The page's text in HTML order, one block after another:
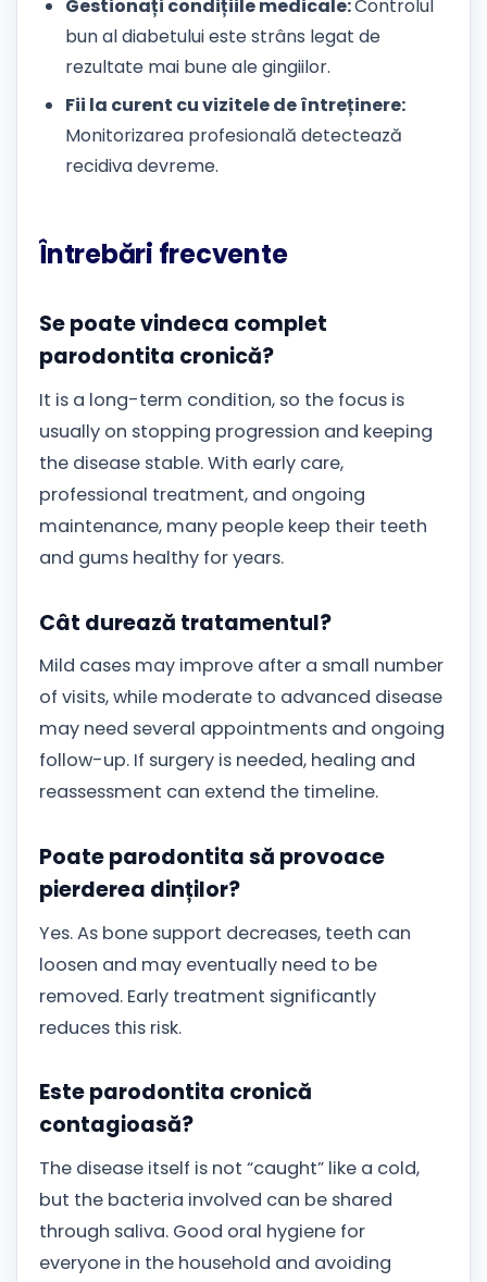
Gestionați condițiile medicale:Controlul
bun al diabetului este strâns legat de
rezultate mai bune ale gingiilor.
Fii la curent cu vizitele de întreținere:
Monitorizarea profesională detectează
recidiva devreme.
Întrebări frecvente
Se poate vindeca complet
parodontita cronică?
It is a long-term condition, so the focus is
usually on stopping progression and keeping
the disease stable. With early care,
professional treatment, and ongoing
maintenance, many people keep their teeth
and gums healthy for years.
Cât durează tratamentul?
Mild cases may improve after a small number
of visits, while moderate to advanced disease
may need several appointments and ongoing
follow-up. If surgery is needed, healing and
reassessment can extend the timeline.
Poate parodontita să provoace
pierderea dinților?
Yes. As bone support decreases, teeth can
loosen and may eventually need to be
removed. Early treatment significantly
reduces this risk.
Este parodontita cronică
contagioasă?
The disease itself is not “caught” like a cold,
but the bacteria involved can be shared
through saliva. Good oral hygiene for
everyone in the household and avoiding